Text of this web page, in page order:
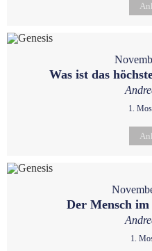
Was ist das
1.
Der Mensch
1.